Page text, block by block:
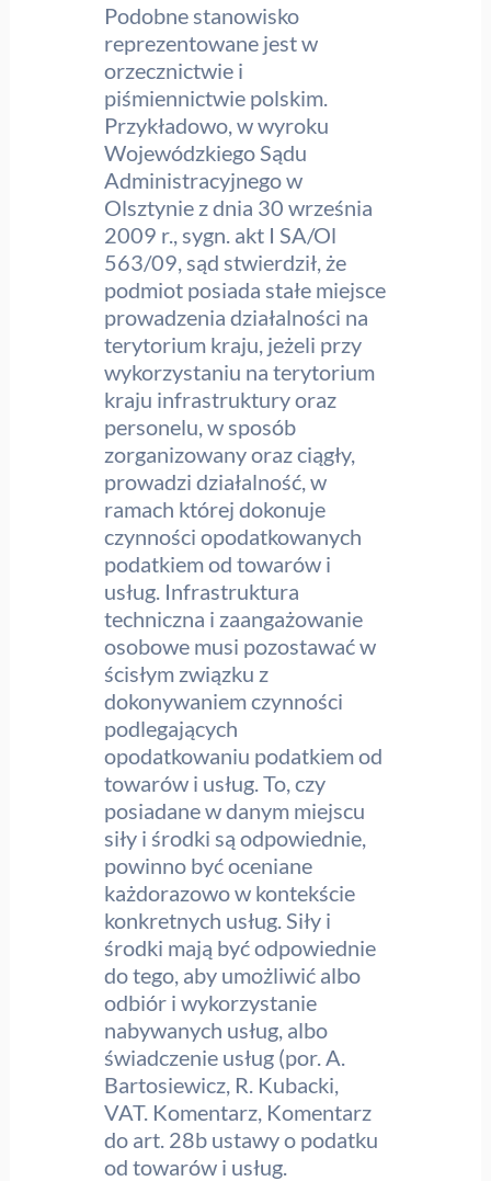
Podobne stanowisko
reprezentowane jest w
orzecznictwie i
piśmiennictwie polskim.
Przykładowo, w wyroku
Wojewódzkiego Sądu
Administracyjnego w
Olsztynie z dnia 30 września
2009 r., sygn. akt I SA/Ol
563/09, sąd stwierdził, że
podmiot posiada stałe miejsce
prowadzenia działalności na
terytorium kraju, jeżeli przy
wykorzystaniu na terytorium
kraju infrastruktury oraz
personelu, w sposób
zorganizowany oraz ciągły,
prowadzi działalność, w
ramach której dokonuje
czynności opodatkowanych
podatkiem od towarów i
usług. Infrastruktura
techniczna i zaangażowanie
osobowe musi pozostawać w
ścisłym związku z
dokonywaniem czynności
podlegających
opodatkowaniu podatkiem od
towarów i usług. To, czy
posiadane w danym miejscu
siły i środki są odpowiednie,
powinno być oceniane
każdorazowo w kontekście
konkretnych usług. Siły i
środki mają być odpowiednie
do tego, aby umożliwić albo
odbiór i wykorzystanie
nabywanych usług, albo
świadczenie usług (por. A.
Bartosiewicz, R. Kubacki,
VAT. Komentarz, Komentarz
do art. 28b ustawy o podatku
od towarów i usług.